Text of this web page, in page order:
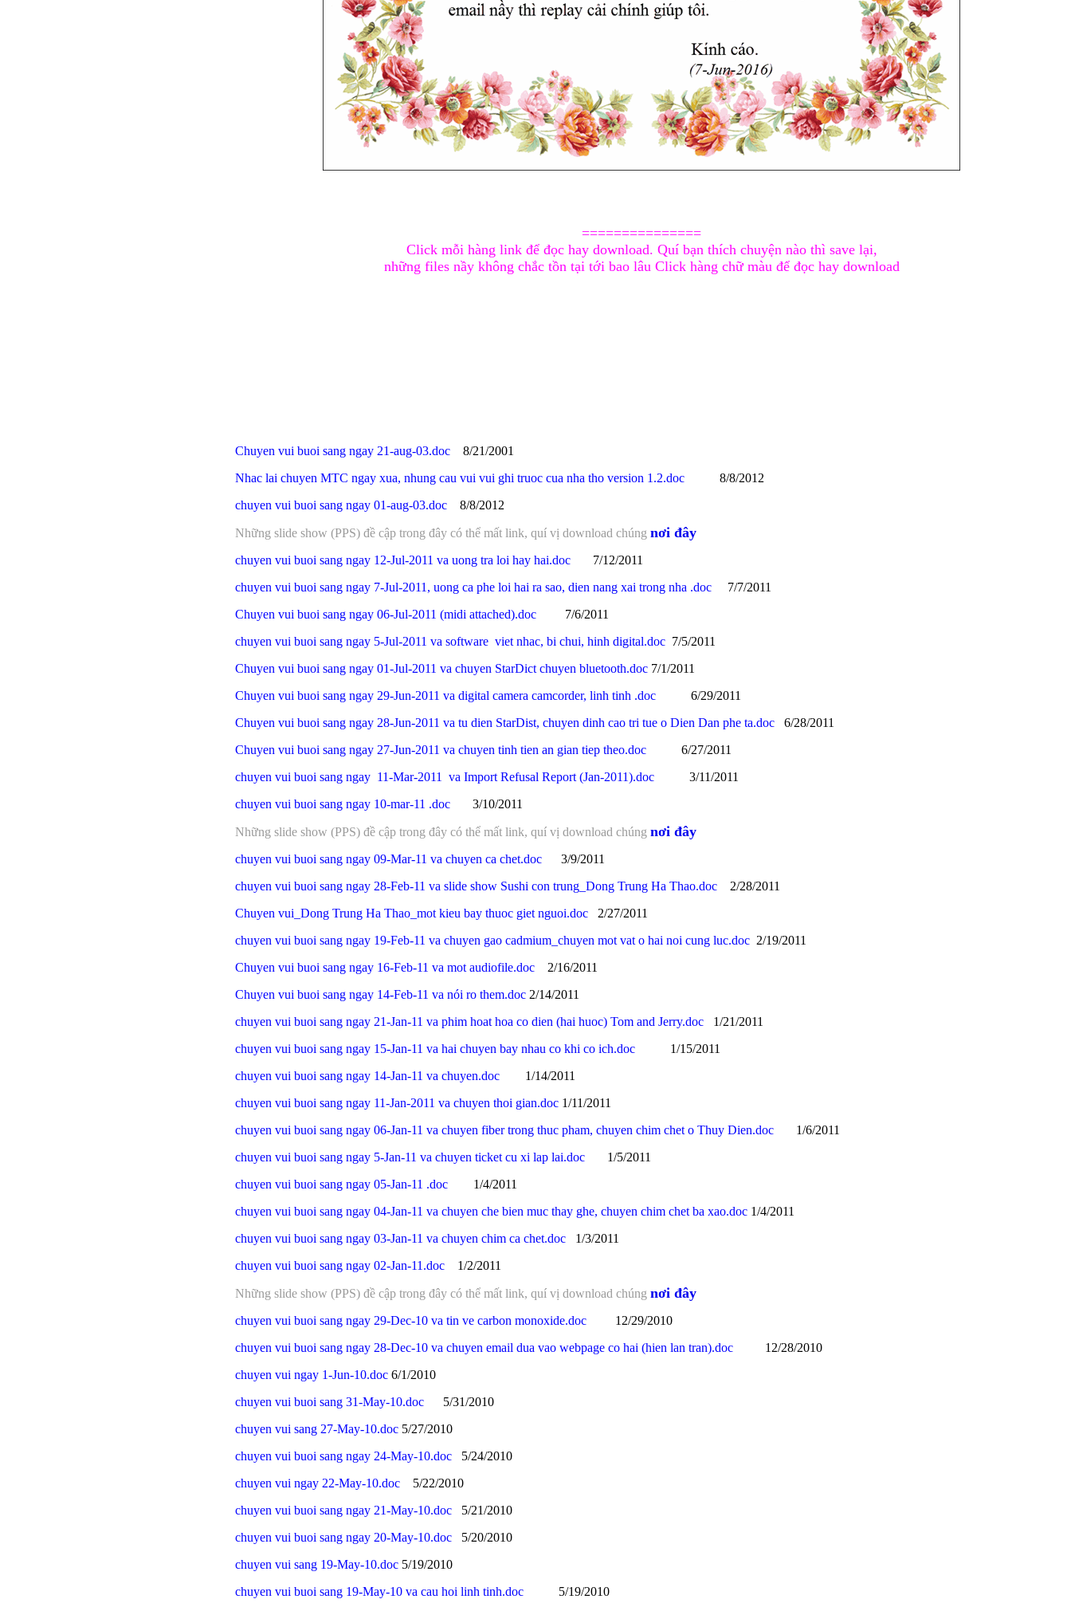
===============
Click mỗi hàng link để đọc hay download. Quí bạn thích chuyện nào thì save lại,
những files nầy không chắc tồn tại tới bao lâu Click hàng chữ màu để đọc hay download
Chuyen vui buoi sang ngay 21-aug-03.doc 8/21/2001
Nhac lai chuyen MTC ngay xua, nhung cau vui vui ghi truoc cua nha tho version 1.2.doc 8/8/2012
chuyen vui buoi sang ngay 01-aug-03.doc 8/8/2012
Những slide show (PPS) đề cập trong đây có thể mất link, quí vị download chúng nơi đây
chuyen vui buoi sang ngay 12-Jul-2011 va uong tra loi hay hai.doc 7/12/2011
chuyen vui buoi sang ngay 7-Jul-2011, uong ca phe loi hai ra sao, dien nang xai trong nha .doc 7/7/2011
Chuyen vui buoi sang ngay 06-Jul-2011 (midi attached).doc 7/6/2011
chuyen vui buoi sang ngay 5-Jul-2011 va software viet nhac, bi chui, hinh digital.doc 7/5/2011
Chuyen vui buoi sang ngay 01-Jul-2011 va chuyen StarDict chuyen bluetooth.doc 7/1/2011
Chuyen vui buoi sang ngay 29-Jun-2011 va digital camera camcorder, linh tinh .doc 6/29/2011
Chuyen vui buoi sang ngay 28-Jun-2011 va tu dien StarDist, chuyen dinh cao tri tue o Dien Dan phe ta.doc 6/28/2011
Chuyen vui buoi sang ngay 27-Jun-2011 va chuyen tinh tien an gian tiep theo.doc 6/27/2011
chuyen vui buoi sang ngay 11-Mar-2011 va Import Refusal Report (Jan-2011).doc 3/11/2011
chuyen vui buoi sang ngay 10-mar-11 .doc 3/10/2011
Những slide show (PPS) đề cập trong đây có thể mất link, quí vị download chúng nơi đây
chuyen vui buoi sang ngay 09-Mar-11 va chuyen ca chet.doc 3/9/2011
chuyen vui buoi sang ngay 28-Feb-11 va slide show Sushi con trung_Dong Trung Ha Thao.doc 2/28/2011
Chuyen vui_Dong Trung Ha Thao_mot kieu bay thuoc giet nguoi.doc 2/27/2011
chuyen vui buoi sang ngay 19-Feb-11 va chuyen gao cadmium_chuyen mot vat o hai noi cung luc.doc 2/19/2011
Chuyen vui buoi sang ngay 16-Feb-11 va mot audiofile.doc 2/16/2011
Chuyen vui buoi sang ngay 14-Feb-11 va nói ro them.doc 2/14/2011
chuyen vui buoi sang ngay 21-Jan-11 va phim hoat hoa co dien (hai huoc) Tom and Jerry.doc 1/21/2011
chuyen vui buoi sang ngay 15-Jan-11 va hai chuyen bay nhau co khi co ich.doc 1/15/2011
chuyen vui buoi sang ngay 14-Jan-11 va chuyen.doc 1/14/2011
chuyen vui buoi sang ngay 11-Jan-2011 va chuyen thoi gian.doc 1/11/2011
chuyen vui buoi sang ngay 06-Jan-11 va chuyen fiber trong thuc pham, chuyen chim chet o Thuy Dien.doc 1/6/2011
chuyen vui buoi sang ngay 5-Jan-11 va chuyen ticket cu xi lap lai.doc 1/5/2011
chuyen vui buoi sang ngay 05-Jan-11 .doc 1/4/2011
chuyen vui buoi sang ngay 04-Jan-11 va chuyen che bien muc thay ghe, chuyen chim chet ba xao.doc 1/4/2011
chuyen vui buoi sang ngay 03-Jan-11 va chuyen chim ca chet.doc 1/3/2011
chuyen vui buoi sang ngay 02-Jan-11.doc 1/2/2011
Những slide show (PPS) đề cập trong đây có thể mất link, quí vị download chúng nơi đây
chuyen vui buoi sang ngay 29-Dec-10 va tin ve carbon monoxide.doc 12/29/2010
chuyen vui buoi sang ngay 28-Dec-10 va chuyen email dua vao webpage co hai (hien lan tran).doc 12/28/2010
chuyen vui ngay 1-Jun-10.doc 6/1/2010
chuyen vui buoi sang 31-May-10.doc 5/31/2010
chuyen vui sang 27-May-10.doc 5/27/2010
chuyen vui buoi sang ngay 24-May-10.doc 5/24/2010
chuyen vui ngay 22-May-10.doc 5/22/2010
chuyen vui buoi sang ngay 21-May-10.doc 5/21/2010
chuyen vui buoi sang ngay 20-May-10.doc 5/20/2010
chuyen vui sang 19-May-10.doc 5/19/2010
chuyen vui buoi sang 19-May-10 va cau hoi linh tinh.doc 5/19/2010